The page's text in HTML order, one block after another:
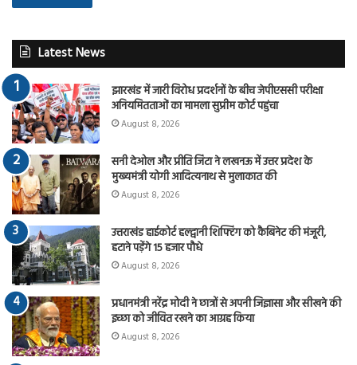
Latest News
झारखंड में जारी विरोध प्रदर्शनों के बीच जेपीएससी परीक्षा
अनियमितताओं का मामला सुप्रीम कोर्ट पहुंचा
August 8, 2026
सनी देओल और प्रीति जिंटा ने लखनऊ में उत्तर प्रदेश के
मुख्यमंत्री योगी आदित्यनाथ से मुलाकात की
August 8, 2026
उत्तराखंड हाईकोर्ट हल्द्वानी शिफ्टिंग को कैबिनेट की मंजूरी,
हटाने पड़ेंगे 15 हजार पौधे
August 8, 2026
प्रधानमंत्री नरेंद्र मोदी ने छात्रों से अपनी जिज्ञासा और सीखने की
इच्छा को जीवित रखने का आग्रह किया
August 8, 2026